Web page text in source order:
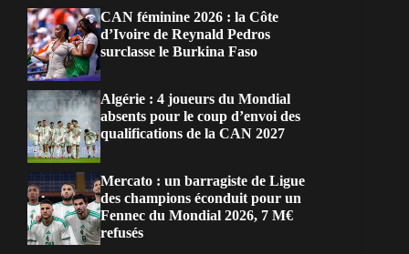
CAN féminine 2026 : la Côte
d’Ivoire de Reynald Pedros
surclasse le Burkina Faso
Algérie : 4 joueurs du Mondial
absents pour le coup d’envoi des
qualifications de la CAN 2027
Mercato : un barragiste de Ligue
des champions éconduit pour un
Fennec du Mondial 2026, 7 M€
refusés